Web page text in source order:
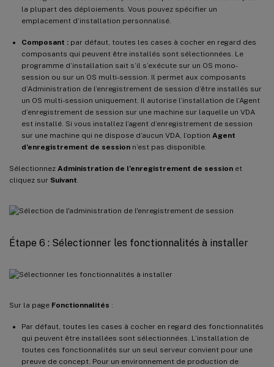
la plupart des déploiements. Vous pouvez spécifier un
emplacement d’installation personnalisé.
Composant : par défaut, toutes les cases à cocher en regard des
composants qui peuvent être installés sont sélectionnées. Le
programme d’installation sait s’il s’exécute sur un OS mono-
session ou sur un OS multi-session. Il permet aux composants
d’Administration de l’enregistrement de session d’être installés sur
un OS multi-session uniquement. Il autorise l’installation de l’Agent
d’enregistrement de session sur une machine sur laquelle un VDA
est installé. Si vous installez l’agent d’enregistrement de session
sur une machine qui ne dispose d’aucun VDA, l’option Agent
d’enregistrement de session n’est pas disponible.
Sélectionnez Administration de l’enregistrement de session et
cliquez sur Suivant
Étape 6 : Sélectionner les fonctionnalités à installer
Sur la page Fonctionnalités :
Par défaut, toutes les cases à cocher en regard des fonctionnalités
qui peuvent être installées sont sélectionnées. L’installation de
toutes ces fonctionnalités sur un seul serveur convient pour une
preuve de concept. Pour un environnement de production de